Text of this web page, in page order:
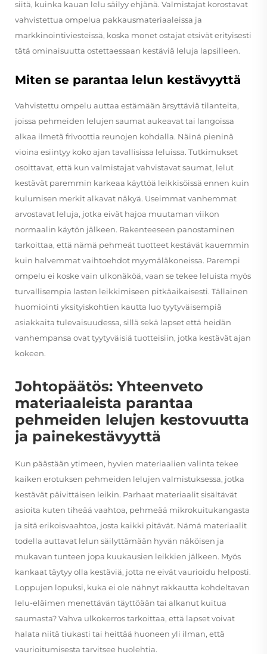
siitä, kuinka kauan lelu säilyy ehjänä. Valmistajat korostavat
vahvistettua ompelua pakkausmateriaaleissa ja
markkinointiviesteissä, koska monet ostajat etsivät erityisesti
tätä ominaisuutta ostettaessaan kestäviä leluja lapsilleen.
Miten se parantaa lelun kestävyyttä
Vahvistettu ompelu auttaa estämään ärsyttäviä tilanteita,
joissa pehmeiden lelujen saumat aukeavat tai langoissa
alkaa ilmetä frivoottia reunojen kohdalla. Näinä pieninä
vioina esiintyy koko ajan tavallisissa leluissa. Tutkimukset
osoittavat, että kun valmistajat vahvistavat saumat, lelut
kestävät paremmin karkeaa käyttöä leikkisöissä ennen kuin
kulumisen merkit alkavat näkyä. Useimmat vanhemmat
arvostavat leluja, jotka eivät hajoa muutaman viikon
normaalin käytön jälkeen. Rakenteeseen panostaminen
tarkoittaa, että nämä pehmeät tuotteet kestävät kauemmin
kuin halvemmat vaihtoehdot myymäläkoneissa. Parempi
ompelu ei koske vain ulkonäköä, vaan se tekee leluista myös
turvallisempia lasten leikkimiseen pitkäaikaisesti. Tällainen
huomiointi yksityiskohtien kautta luo tyytyväisempiä
asiakkaita tulevaisuudessa, sillä sekä lapset että heidän
vanhempansa ovat tyytyväisiä tuotteisiin, jotka kestävät ajan
kokeen.
Johtopäätös: Yhteenveto
materiaaleista parantaa
pehmeiden lelujen kestovuutta
ja painekestävyyttä
Kun päästään ytimeen, hyvien materiaalien valinta tekee
kaiken erotuksen pehmeiden lelujen valmistuksessa, jotka
kestävät päivittäisen leikin. Parhaat materiaalit sisältävät
asioita kuten tiheää vaahtoa, pehmeää mikrokuitukangasta
ja sitä erikoisvaahtoa, josta kaikki pitävät. Nämä materiaalit
todella auttavat lelun säilyttämään hyvän näköisen ja
mukavan tunteen jopa kuukausien leikkien jälkeen. Myös
kankaat täytyy olla kestäviä, jotta ne eivät vaurioidu helposti.
Loppujen lopuksi, kuka ei ole nähnyt rakkautta kohdeltavan
lelu-eläimen menettävän täyttöään tai alkanut kuitua
saumasta? Vahva ulkokerros tarkoittaa, että lapset voivat
halata niitä tiukasti tai heittää huoneen yli ilman, että
vaurioitumisesta tarvitsee huolehtia.